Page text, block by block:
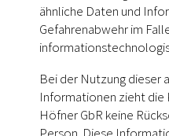
ähnliche Daten und
Gefahrenabwehr im
Bei der Nutzung dieser
Informationen zieht
Höfner GbR keine